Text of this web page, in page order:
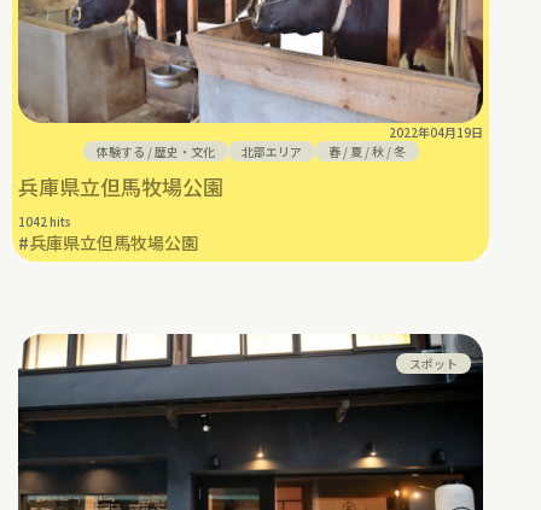
2022年04月19日
体験する /歴史・文化 北部エリア 春/ 夏/秋/冬
兵庫県立但馬牧場公園
1042 hits
#兵庫県立但馬牧場公園
スポット